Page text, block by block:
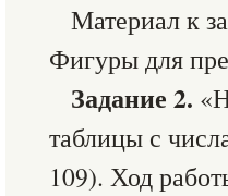
Материал к
Фигуры для
Задание 2.
таблицы с
109). Ход